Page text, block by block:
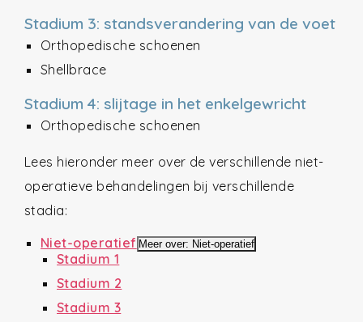
Stadium 3: standsverandering van de voet
Orthopedische schoenen
Shellbrace
Stadium 4: slijtage in het enkelgewricht
Orthopedische schoenen
Lees hieronder meer over de verschillende niet-
operatieve behandelingen bij verschillende
stadia:
Niet-operatief Meer over: Niet-operatief
Stadium 1
Stadium 2
Stadium 3